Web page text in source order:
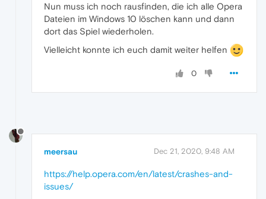
Nun muss ich noch rausfinden, die ich alle Opera
Dateien im Windows 10 löschen kann und dann
dort das Spiel wiederholen.
Vielleicht konnte ich euch damit weiter helfen
0
meersau Dec 21, 2020, 9:48 AM
https://help.opera.com/en/latest/crashes-and-
issues/